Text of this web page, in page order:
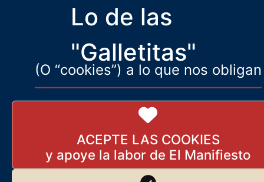
Lo de las
"Galletitas"
(O “cookies”) a lo que nos obligan
ACEPTE LAS COOKIES
Cuando los jóvenes cantan, entusiasmados, todo aquello que les
han enseñado a odiar